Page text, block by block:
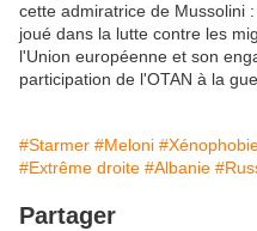
cette admiratrice de Mussolini
joué dans la lutte contre les
l'Union européenne et son
participation de l'OTAN à la
#Starmer #Meloni
#Extrême droite #Albanie
Partager